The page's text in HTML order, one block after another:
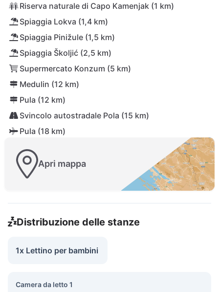
Riserva naturale di Capo Kamenjak (1 km)
Spiaggia Lokva (1,4 km)
Spiaggia Pinižule (1,5 km)
Spiaggia Školjić (2,5 km)
Supermercato Konzum (5 km)
Medulin (12 km)
Pula (12 km)
Svincolo autostradale Pola (15 km)
Pula (18 km)
Apri mappa
Distribuzione delle stanze
1x Lettino per bambini
Camera da letto 1